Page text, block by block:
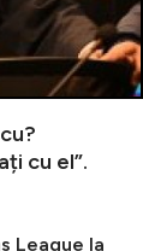
cu el”.
League la